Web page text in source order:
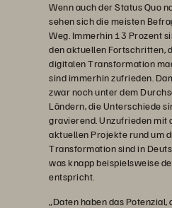
Wenn auch der Status Quo
sehen sich die meisten
Weg. Immerhin 13 Prozent
den aktuellen Fortschritten,
digitalen Transformation
sind immerhin zufrieden.
zwar noch unter dem
Ländern, die Unterschiede
gravierend. Unzufrieden mit
aktuellen Projekte rund um
Transformation sind in
was knapp beispielsweise
entspricht.
„Daten haben das Potenzial,